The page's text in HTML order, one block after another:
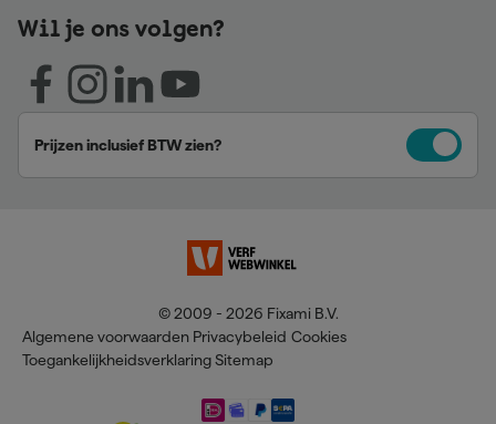
Wil je ons volgen?
Prijzen inclusief BTW zien?
© 2009 - 2026 Fixami B.V.
Algemene voorwaarden Privacybeleid Cookies
Toegankelijkheidsverklaring Sitemap